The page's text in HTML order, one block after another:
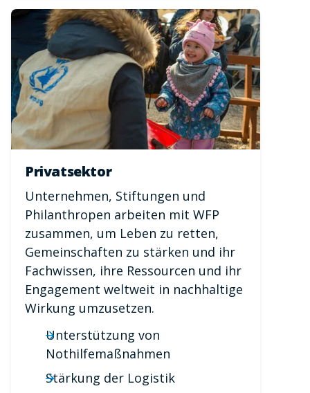
Privatsektor
Unternehmen, Stiftungen und
Philanthropen arbeiten mit WFP
zusammen, um Leben zu retten,
Gemeinschaften zu stärken und ihr
Fachwissen, ihre Ressourcen und ihr
Engagement weltweit in nachhaltige
Wirkung umzusetzen.
Unterstützung von
Nothilfemaßnahmen
Stärkung der Logistik